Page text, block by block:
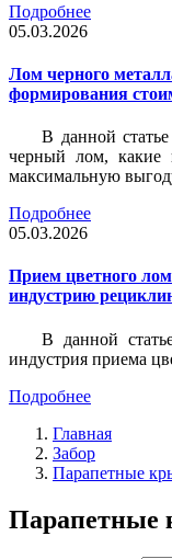
Подробнее
05.03.2026
Лом черного
формирования
В данной
черный лом, какие
максимальную
Подробнее
05.03.2026
Прием цветного
индустрию
В данной
индустрия приема
Подробнее
Главная
Забор
Парапетные